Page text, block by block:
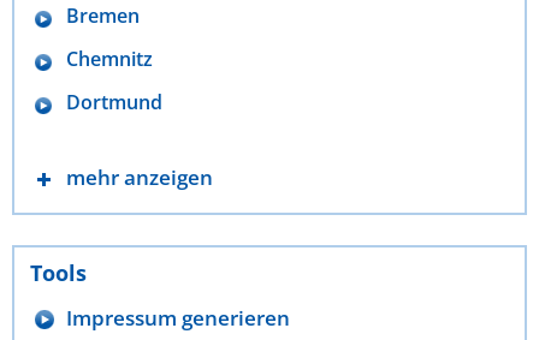
Bremen
Chemnitz
Dortmund
mehr anzeigen
Tools
Impressum generieren